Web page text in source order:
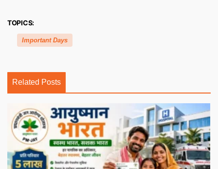
TOPICS:
Important Days
Related Posts